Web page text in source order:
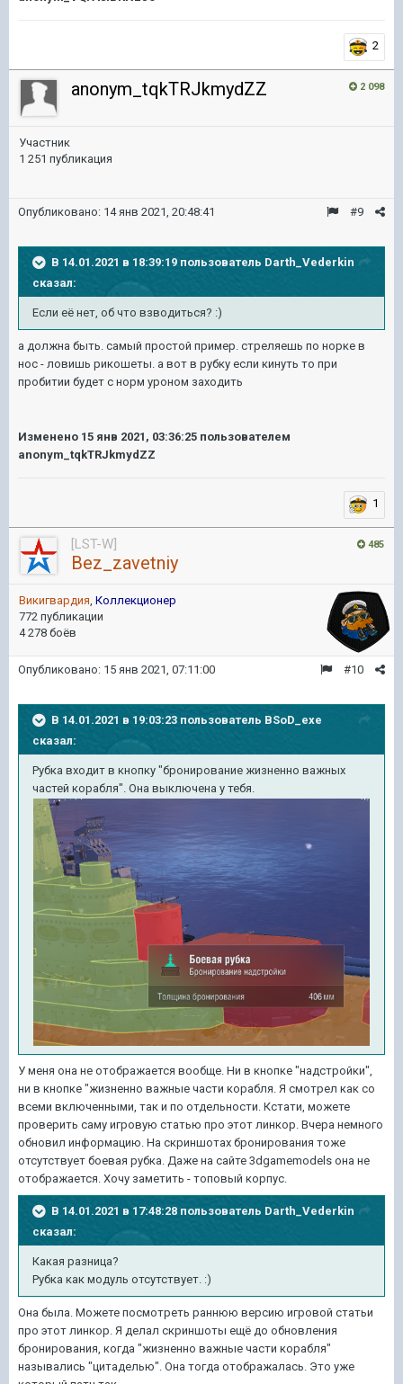
2
2 098
anonym_tqkTRJkmydZZ
Участник
1 251 публикация
#9
Опубликовано: 14 янв 2021, 20:48:41
В 14.01.2021 в 18:39:19 пользователь Darth_Vederkin
сказал:
Если её нет, об что взводиться? :)
а должна быть. самый простой пример. стреляешь по норке в
нос - ловишь рикошеты. а вот в рубку если кинуть то при
пробитии будет с норм уроном заходить
Изменено 15 янв 2021, 03:36:25 пользователем
anonym_tqkTRJkmydZZ
1
485
[LST-W]
Bez_zavetniy
Викигвардия Коллекционер
772 публикации
4 278 боёв
#10
Опубликовано: 15 янв 2021, 07:11:00
В 14.01.2021 в 19:03:23 пользователь BSoD_exe
сказал:
Рубка входит в кнопку "бронирование жизненно важных
частей корабля". Она выключена у тебя.
У меня она не отображается вообще. Ни в кнопке "надстройки",
ни в кнопке "жизненно важные части корабля. Я смотрел как со
всеми включенными, так и по отдельности. Кстати, можете
проверить саму игровую статью про этот линкор. Вчера немного
обновил информацию. На скриншотах бронирования тоже
отсутствует боевая рубка. Даже на сайте 3dgamemodels она не
отображается. Хочу заметить - топовый корпус.
В 14.01.2021 в 17:48:28 пользователь Darth_Vederkin
сказал:
Какая разница?
Рубка как модуль отсутствует. :)
Она была. Можете посмотреть раннюю версию игровой статьи
про этот линкор. Я делал скриншоты ещё до обновления
бронирования, когда "жизненно важные части корабля"
назывались "цитаделью". Она тогда отображалась. Это уже